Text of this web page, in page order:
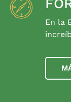
En la